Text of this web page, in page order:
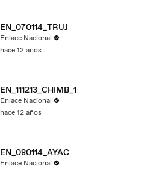
EN_070114_TRUJ
Enlace Nacional
hace 12 años
EN_111213_CHIMB_1
Enlace Nacional
hace 12 años
EN_080114_AYAC
Enlace Nacional